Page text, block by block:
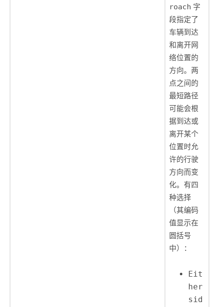
roach 字
段指定了
车辆到达
和离开网
络位置的
方向。两
点之间的
最短路径
可能会根
据到达或
离开某个
位置时允
许的行驶
方向而变
化。有四
种选择
（其编码
值显示在
圆括号
中）：
Eit
her
sid